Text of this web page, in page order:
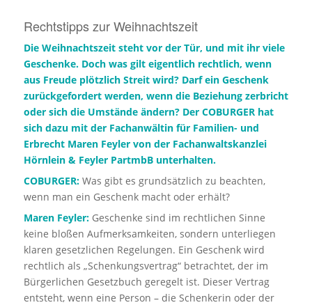
Rechtstipps zur Weihnachtszeit
Die Weihnachtszeit steht vor der Tür, und mit ihr viele
Geschenke. Doch was gilt eigentlich rechtlich, wenn
aus Freude plötzlich Streit wird? Darf ein Geschenk
zurückgefordert werden, wenn die Beziehung zerbricht
oder sich die Umstände ändern? Der COBURGERhat
sich dazu mit der Fachanwältin für Familien- und
Erbrecht Maren Feylervon der Fachanwaltskanzlei
Hörnlein & Feyler PartmbB unterhalten.
COBURGER:Was gibt es grundsätzlich zu beachten,
wenn man ein Geschenk macht oder erhält?
Maren Feyler:Geschenke sind im rechtlichen Sinne
keine bloßen Aufmerksamkeiten, sondern unterliegen
klaren gesetzlichen Regelungen. Ein Geschenk wird
rechtlich als „Schenkungsvertrag“ betrachtet, der im
Bürgerlichen Gesetzbuch geregelt ist. Dieser Vertrag
entsteht, wenn eine Person – die Schenkerin oder der